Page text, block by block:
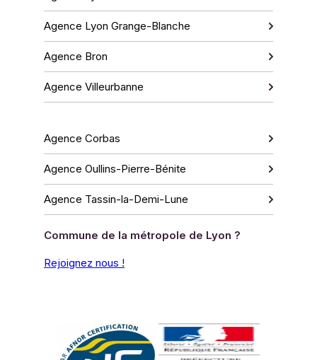
Agence Lyon Grange-Blanche
Agence Bron
Agence Villeurbanne
Agence Corbas
Agence Oullins-Pierre-Bénite
Agence Tassin-la-Demi-Lune
Commune de la métropole de Lyon ?
Rejoignez nous !